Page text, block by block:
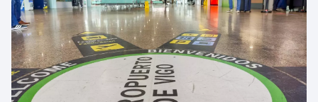
SUCESOS
Un guardia civil gallego mata su expareja y
es abatido por sus compañeros en Llanes